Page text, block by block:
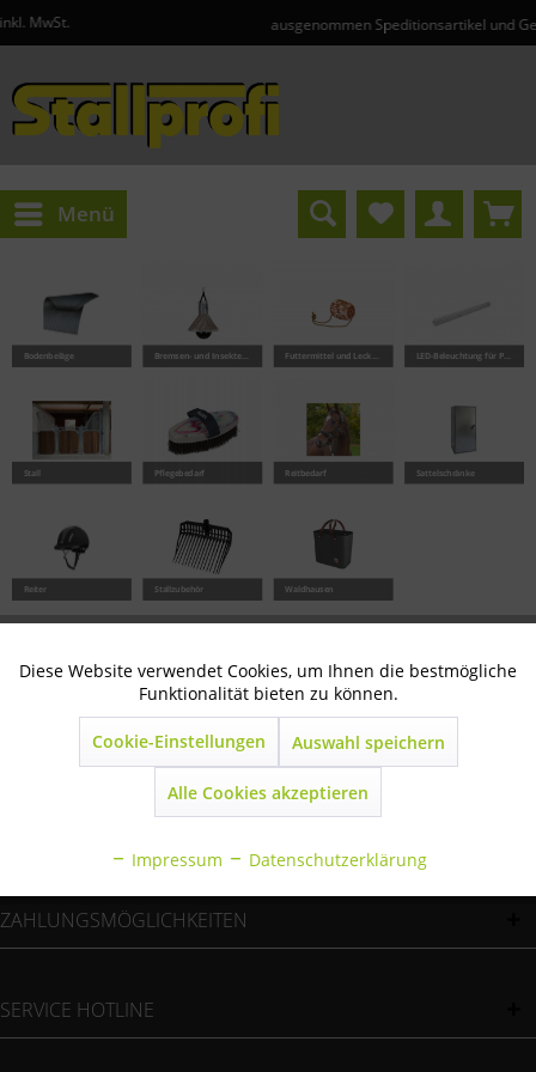
ausgenommen Speditionsartikel und Gefahrgut
Menü
Bodenbeläge Bremsen- und Insektenschutz
Pflegebedarf Reitbedarf
Reiter Stallzubehör
LED-Beleuchtung für Pferde
Stall Sattelschränke
Waldhausen
NEWSLETTER
ZAHLUNGSMÖGLICHKEITEN
SERVICE HOTLINE
Technisch notwendig Aktiv
Marketing Inaktiv
Inaktiv
Sonstige
Diese Website verwendet Cookies, um Ihnen die bestmögliche
Funktionalität bieten zu können.
Cookie-Einstellungen Auswahl speichern
Alle Cookies akzeptieren
Impressum Datenschutzerklärung